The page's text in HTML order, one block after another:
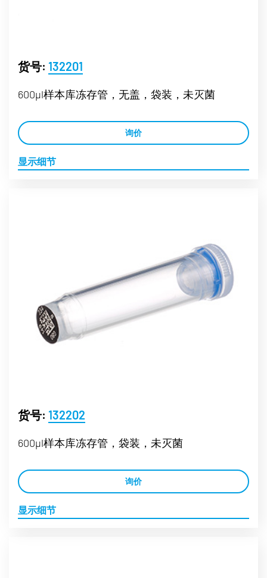
货号: 132201
600µl样本库冻存管，无盖，袋装，未灭菌
询价
显示细节
货号: 132202
600µl样本库冻存管，袋装，未灭菌
询价
显示细节